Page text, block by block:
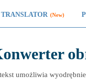
(New)
umożliwia